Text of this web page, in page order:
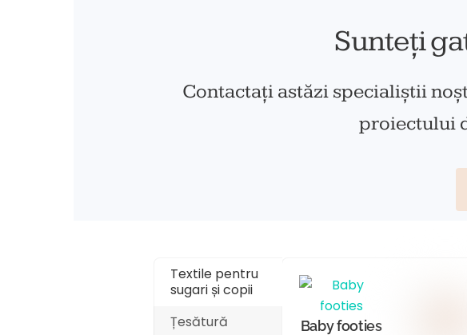
Sunteți
Contactați astăzi specialiștii
proiectului
Textile pentru
sugari și copii
Țesătură
Baby footies